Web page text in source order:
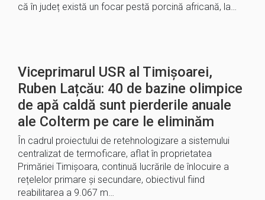
că în județ există un focar pestă porcină africană, la…
Viceprimarul USR al Timișoarei,
Ruben Lațcău: 40 de bazine olimpice
de apă caldă sunt pierderile anuale
ale Colterm pe care le eliminăm
În cadrul proiectului de retehnologizare a sistemului
centralizat de termoficare, aflat în proprietatea
Primăriei Timișoara, continuă lucrările de înlocuire a
rețelelor primare și secundare, obiectivul fiind
reabilitarea a 9.067 m…